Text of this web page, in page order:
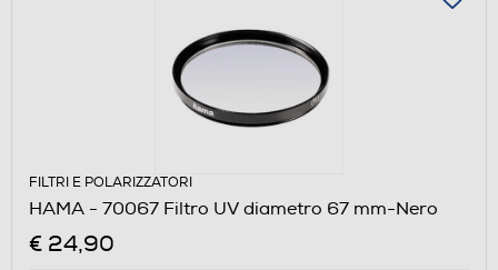
FILTRI E POLARIZZATORI
HAMA - 70067 Filtro UV diametro 67 mm-Nero
€ 24,90